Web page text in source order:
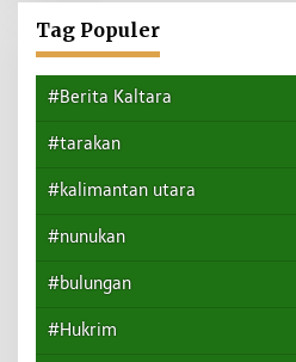
Tag Populer
#Berita Kaltara
#tarakan
#kalimantan utara
#nunukan
#bulungan
#Hukrim